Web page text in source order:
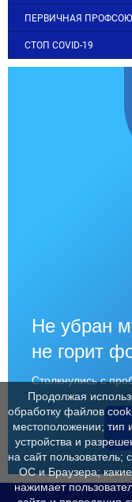
ПЕРВИЧНАЯ
СТОП COVID-19
Не убран
не горит
Столкнулись с
Продолжая
обработку файлов
местоположении; тип
устройства и
на сайт пользователь;
ОС и Браузера;
нажимает